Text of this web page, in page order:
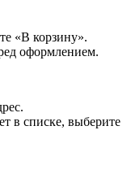
«В корзину».
оформлением.
в списке, выберите